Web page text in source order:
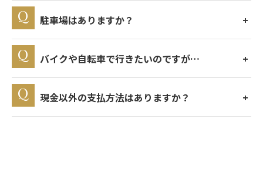
駐車場はありますか？
バイクや自転車で行きたいのですが…
現金以外の支払方法はありますか？